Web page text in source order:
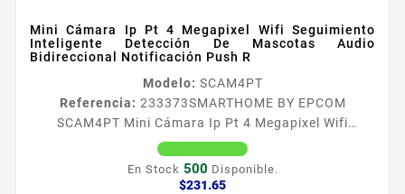
Mini Cámara Ip Pt 4 Megapixel Wifi Seguimiento
Inteligente Detección De Mascotas Audio
Bidireccional Notificación Push R
Modelo: SCAM4PT
Referencia: 233373SMARTHOME BY EPCOM
SCAM4PT Mini Cámara Ip Pt 4 Megapixel Wifi
Seguimiento Inteligente Detección De Mascotas
Audio Bidireccional Notificación Push R
Especificaciones Caracteriacutesticas Principales
En Stock 500 Disponible.
$231.65Precio